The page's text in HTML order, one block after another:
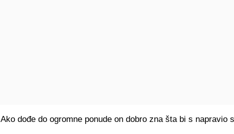
Ako dođe do ogromne ponude on dobro zna šta bi s napravio